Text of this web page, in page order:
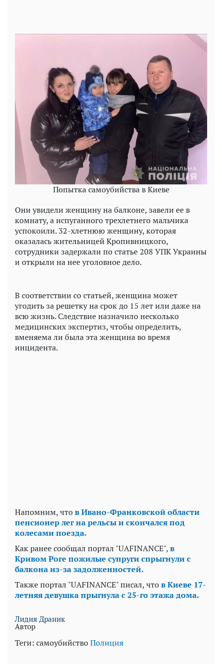
Попытка самоубийства в Киеве
Они увидели женщину на балконе, завели ее в
комнату, а испуганного трехлетнего мальчика
успокоили. 32-хлетнюю женщину, которая
оказалась жительницей Кропивницкого,
сотрудники задержали по статье 208 УПК Украины
и открыли на нее уголовное дело.
В соответствии со статьей, женщина может
угодить за решетку на срок до 15 лет или даже на
всю жизнь. Следствие назначило несколько
медицинских экспертиз, чтобы определить,
вменяема ли была эта женщина во время
инцидента.
Напомним, чтов Ивано-Франковской области
пенсионер лег на рельсы и скончался под
колесами поезда.
Как ранее сообщал портал "UAFINANCE",в
Кривом Роге пожилые супруги спрыгнули с
балкона из-за задолженностей.
Также портал "UAFINANCE" писал, чтов Киеве 17-
летняя девушка прыгнула с 25-го этажа дома.
Лидия Драник
Автор
Теги: самоубийствоПолиция